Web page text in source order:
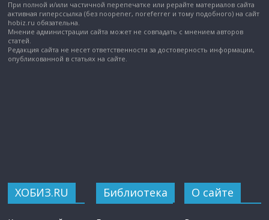
При полной и/или частичной перепечатке или рерайте материалов сайта
активная гиперссылка (без noopener, noreferrer и тому подобного) на сайт
hobiz.ru обязательна.
Мнение администрации сайта может не совпадать с мнением авторов
статей.
Редакция сайта не несет ответственности за достоверность информации,
опубликованной в статьях на сайте.
ХОБИЗ.RU Библиотека О сайте